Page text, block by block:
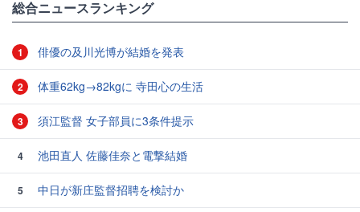
総合ニュースランキング
1 俳優の及川光博が結婚を発表
2 体重62kg→82kgに 寺田心の生活
3 須江監督 女子部員に3条件提示
4 池田直人 佐藤佳奈と電撃結婚
5
中日が新庄監督招聘を検討か